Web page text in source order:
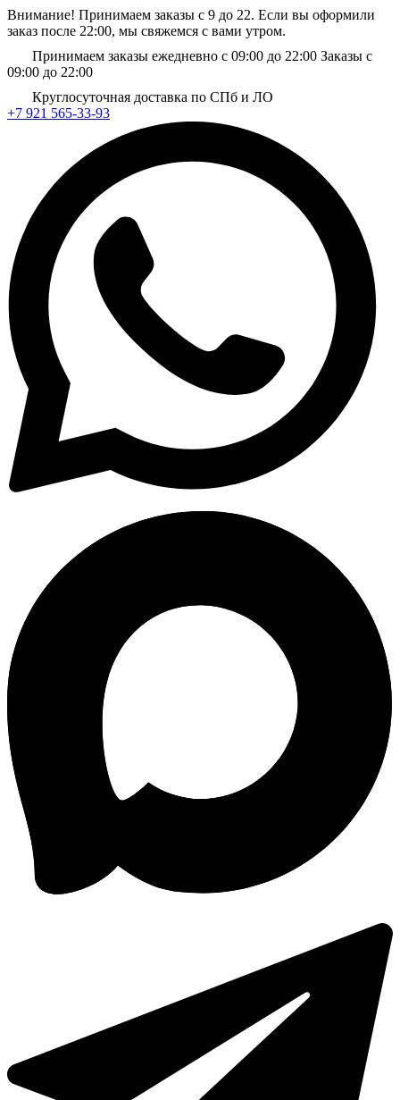
Внимание! Принимаем заказы с 9 до 22. Если вы оформили
заказ после 22:00, мы свяжемся с вами утром.
Принимаем заказы ежедневно с 09:00 до 22:00 Заказы с
09:00 до 22:00
Круглосуточная доставка по СПб и ЛО
+7 921 565-33-93